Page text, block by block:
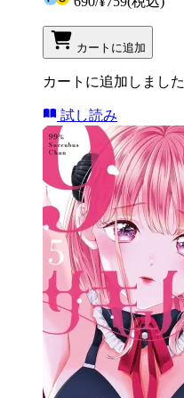
カートに追加
カートに追加しました
試し読み